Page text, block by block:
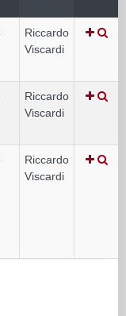
Riccardo
Viscardi
Riccardo
Viscardi
Riccardo
Viscardi